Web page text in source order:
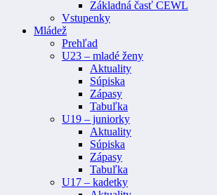
Základná časť CEWL
Vstupenky
Mládež
Prehľad
U23 – mladé ženy
Aktuality
Súpiska
Zápasy
Tabuľka
U19 – juniorky
Aktuality
Súpiska
Zápasy
Tabuľka
U17 – kadetky